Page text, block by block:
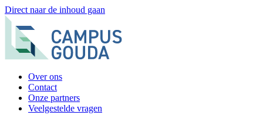
Direct naar de inhoud gaan
Over ons
Contact
Onze partners
Veelgestelde vragen